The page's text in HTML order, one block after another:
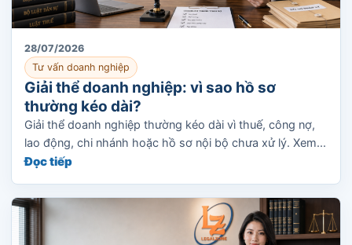
28/07/2026
Tư vấn doanh nghiệp
Giải thể doanh nghiệp: vì sao hồ sơ
thường kéo dài?
Giải thể doanh nghiệp thường kéo dài vì thuế, công nợ,
lao động, chi nhánh hoặc hồ sơ nội bộ chưa xử lý. Xem...
Đọc tiếp